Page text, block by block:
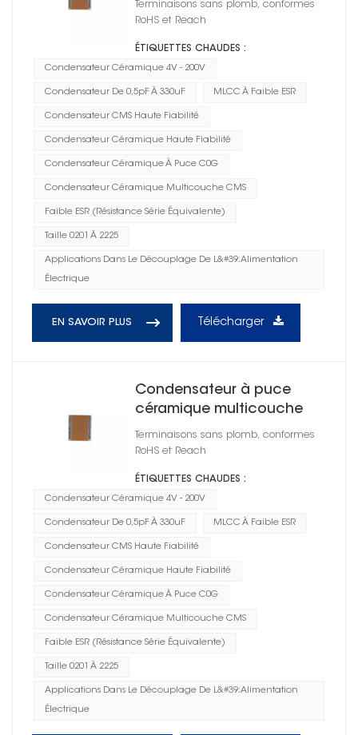
Terminaisons sans plomb, conformes
RoHS et Reach
ÉTIQUETTES CHAUDES :
Condensateur Céramique 4V - 200V
Condensateur De 0,5pF À 330uF MLCC À Faible ESR
Condensateur CMS Haute Fiabilité
Condensateur Céramique Haute Fiabilité
Condensateur Céramique À Puce C0G
Condensateur Céramique Multicouche CMS
Faible ESR (résistance Série Équivalente)
Taille 0201 À 2225
Applications Dans Le Découplage De L&#39;alimentation
Électrique
EN SAVOIR PLUS Télécharger
Condensateur à puce
céramique multicouche
CMS 1210
Terminaisons sans plomb, conformes
RoHS et Reach
ÉTIQUETTES CHAUDES :
Condensateur Céramique 4V - 200V
Condensateur De 0,5pF À 330uF MLCC À Faible ESR
Condensateur CMS Haute Fiabilité
Condensateur Céramique Haute Fiabilité
Condensateur Céramique À Puce C0G
Condensateur Céramique Multicouche CMS
Faible ESR (résistance Série Équivalente)
Taille 0201 À 2225
Applications Dans Le Découplage De L&#39;alimentation
Électrique